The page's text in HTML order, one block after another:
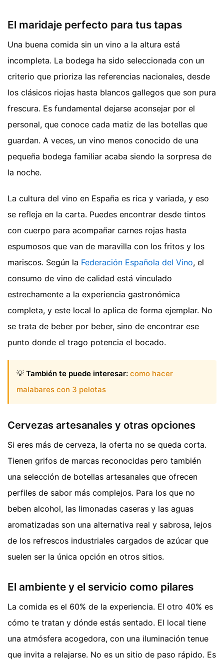
El maridaje perfecto para tus tapas
Una buena comida sin un vino a la altura está
incompleta. La bodega ha sido seleccionada con un
criterio que prioriza las referencias nacionales, desde
los clásicos riojas hasta blancos gallegos que son pura
frescura. Es fundamental dejarse aconsejar por el
personal, que conoce cada matiz de las botellas que
guardan. A veces, un vino menos conocido de una
pequeña bodega familiar acaba siendo la sorpresa de
la noche.
La cultura del vino en España es rica y variada, y eso
se refleja en la carta. Puedes encontrar desde tintos
con cuerpo para acompañar carnes rojas hasta
espumosos que van de maravilla con los fritos y los
mariscos. Según la Federación Española del Vino, el
consumo de vino de calidad está vinculado
estrechamente a la experiencia gastronómica
completa, y este local lo aplica de forma ejemplar. No
se trata de beber por beber, sino de encontrar ese
punto donde el trago potencia el bocado.
💡 También te puede interesar: como hacer
malabares con 3 pelotas
Cervezas artesanales y otras opciones
Si eres más de cerveza, la oferta no se queda corta.
Tienen grifos de marcas reconocidas pero también
una selección de botellas artesanales que ofrecen
perfiles de sabor más complejos. Para los que no
beben alcohol, las limonadas caseras y las aguas
aromatizadas son una alternativa real y sabrosa, lejos
de los refrescos industriales cargados de azúcar que
suelen ser la única opción en otros sitios.
El ambiente y el servicio como pilares
La comida es el 60% de la experiencia. El otro 40% es
cómo te tratan y dónde estás sentado. El local tiene
una atmósfera acogedora, con una iluminación tenue
que invita a relajarse. No es un sitio de paso rápido. Es